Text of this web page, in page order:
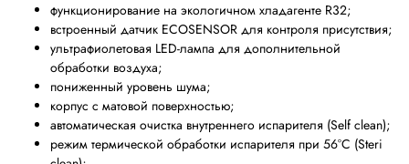
функционирование на экологичном хладагенте R32;
встроенный датчик ECOSENSOR для контроля присутствия;
ультрафиолетовая LED-лампа для дополнительной
обработки воздуха;
пониженный уровень шума;
корпус с матовой поверхностью;
автоматическая очистка внутреннего испарителя (Self clean);
режим термической обработки испарителя при 56°С (Steri